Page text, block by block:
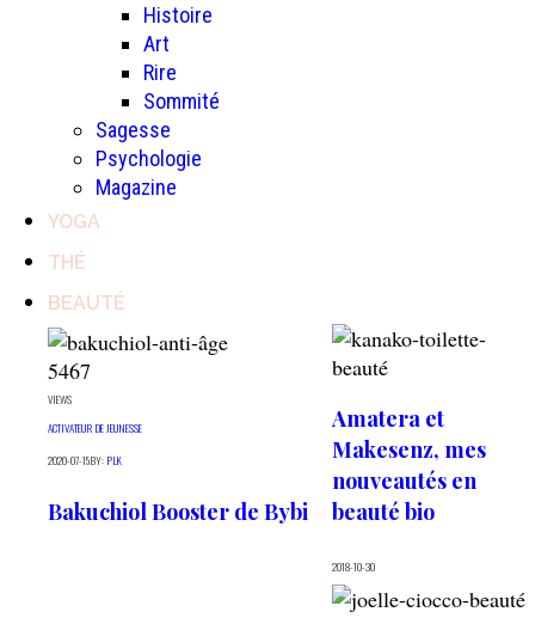
Histoire
Art
Rire
Sommité
Sagesse
Psychologie
Magazine
YOGA
THÉ
BEAUTÉ
5467
VIEWS
ACTIVATEUR DE JEUNESSE
2020-07-15BY: PLK
Bakuchiol Booster de Bybi
Amatera et
Makesenz, mes
nouveautés en
beauté bio
2018-10-30